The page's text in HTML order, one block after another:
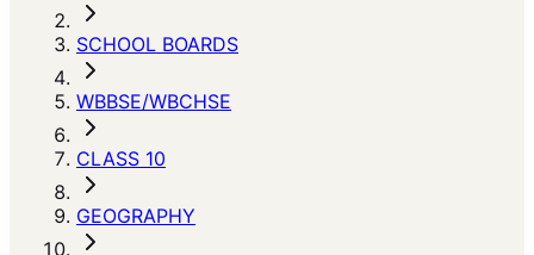
SCHOOL BOARDS
WBBSE/WBCHSE
CLASS 10
GEOGRAPHY